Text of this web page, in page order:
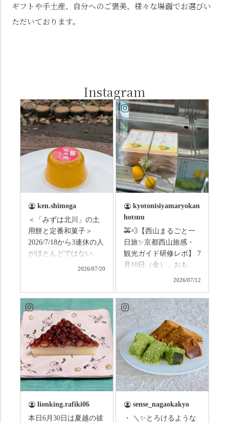
ギフトや手土産、自分へのご褒美、様々な場面でお選びい
ただいております。
Instagram
ken.shimoga
＜「みずは北川」の土
用餅と定番和菓子＞
2026/7/18から3連休の人
がほとんどではないか
ものすごい暑さが続き
ますので、熱中症にな
らないようお互いに気
をつけましょう。 3連休
まずは「みずは北川」
の和菓子の紹介から。
（写真2枚目から） ・土
用餅（2個入） 暑気払
い、厄払いとして夏の
土用入りにいただくと
2026/07/20
kyotonisiyamaryokan
hotsuu
🚕💨【西山まるごと一
日旅✨京都西山旅感・
観光ガイド研修レポ】 7
月10日（金）、おもて
西山の魅力をぎゅっと
詰め込んだ観光ガイド
研修に行ってきまし
た！ 🎋スタートは「竹
の径」。 頭上を覆う竹
のトンネルに一歩入る
と、空気がすっと涼し
くなって、聞こえるの
は葉ずれの音だけ。嵐
山の竹林に絶対負けて
2026/07/12
lionking.rafiki06
本日6月30日は夏越の祓
sense_nagaokakyo
・ ＼✨とろけるような